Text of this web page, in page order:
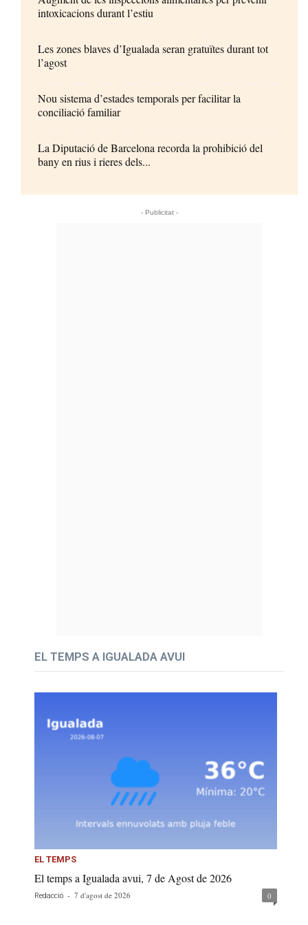
intoxicacions durant l’estiu
Les zones blaves d’Igualada seran gratuïtes durant tot
l’agost
Nou sistema d’estades temporals per facilitar la
conciliació familiar
La Diputació de Barcelona recorda la prohibició del
bany en rius i rieres dels...
- Publicitat -
EL TEMPS A IGUALADA AVUI
EL TEMPS
El temps a Igualada avui, 7 de Agost de 2026
Redacció - 7 d'agost de 2026 0